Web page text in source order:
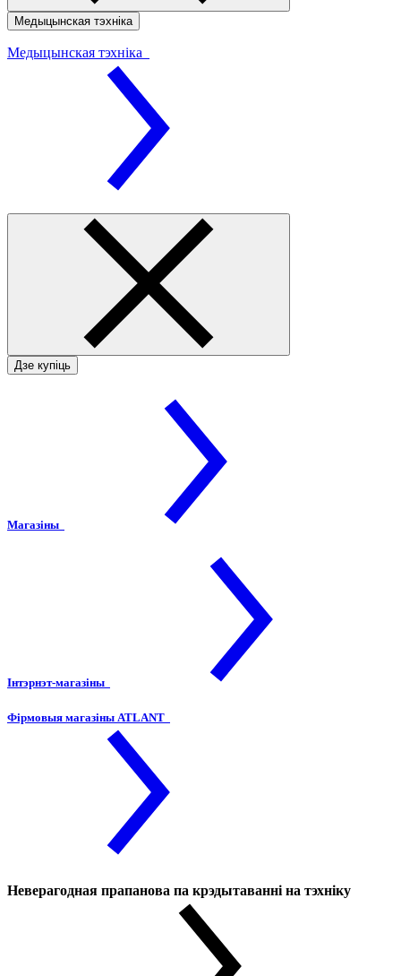
Медыцынская тэхніка
Медыцынская тэхніка
Дзе купіць
Магазіны
Інтэрнэт-магазіны
Фірмовыя магазіны ATLANT
Неверагодная прапанова па крэдытаванні на тэхніку